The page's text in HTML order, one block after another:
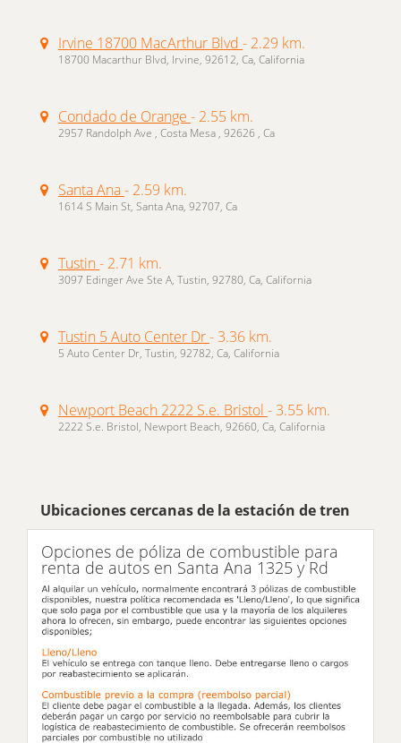
Irvine 18700 MacArthur Blvd - 2.29 km.
18700 Macarthur Blvd, Irvine, 92612, Ca, California
Condado de Orange - 2.55 km.
2957 Randolph Ave , Costa Mesa , 92626 , Ca
Santa Ana- 2.59 km.
1614 S Main St, Santa Ana, 92707, Ca
Tustin- 2.71 km.
3097 Edinger Ave Ste A, Tustin, 92780, Ca, California
Tustin 5 Auto Center Dr- 3.36 km.
5 Auto Center Dr, Tustin, 92782, Ca, California
Newport Beach 2222 S.e. Bristol - 3.55 km.
2222 S.e. Bristol, Newport Beach, 92660, Ca, California
Ubicaciones cercanas de la estación de tren
Opciones de póliza de combustible para
renta de autos en Santa Ana 1325 y Rd